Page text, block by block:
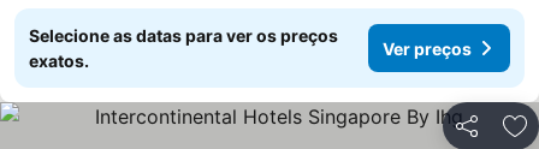
Selecione as datas para ver os preços
exatos.
Ver preços
Partilhar